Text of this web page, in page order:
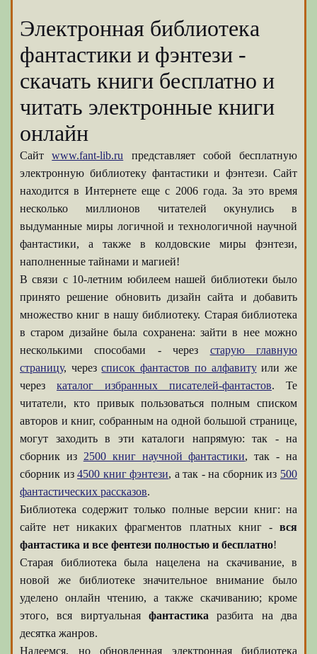
Электронная библиотека
фантастики и фэнтези -
скачать книги бесплатно и
читать электронные книги
онлайн
Сайтwww.fant-lib.ru представляет собой бесплатную
электронную библиотеку фантастики и фэнтези. Сайт
находится в Интернете еще с 2006 года. За это время
несколько миллионов читателей окунулись в
выдуманные миры логичной и технологичной научной
фантастики, а также в колдовские миры фэнтези,
наполненные тайнами и магией!
В связи с 10-летним юбилеем нашей библиотеки было
принято решение обновить дизайн сайта и добавить
множество книг в нашу библиотеку. Старая библиотека
в старом дизайне была сохранена: зайти в нее можно
несколькими способами - через старую главную
страницу, черезсписок фантастов по алфавитуили же
через каталог избранных писателей-фантастов. Те
читатели, кто привык пользоваться полным списком
авторов и книг, собранным на одной большой странице,
могут заходить в эти каталоги напрямую: так - на
сборник из 2500 книг научной фантастики, так - на
сборник из4500 книг фэнтези, а так - на сборник из 500
фантастических рассказов.
Библиотека содержит только полные версии книг: на
сайте нет никаких фрагментов платных книг - вся
фантастика и все фентези полностью и бесплатно!
Старая библиотека была нацелена на скачивание, в
новой же библиотеке значительное внимание было
уделено онлайн чтению, а также скачиванию; кроме
этого, вся виртуальная фантастика разбита на два
десятка жанров.
Надеемся, но обновленная электронная библиотека